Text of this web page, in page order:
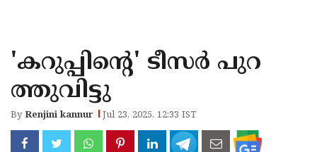
KANNUR
KASARAGOD
'കറുപ്പിന്റെ' ടീസർ പുറ
ത്തുവിട്ടു
ByRenjini kannur Jul 23, 2025, 12:33 IST